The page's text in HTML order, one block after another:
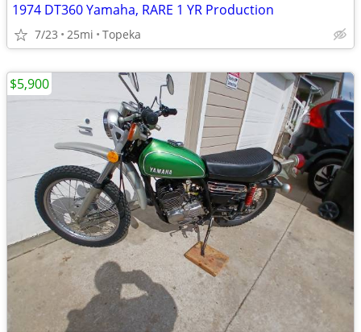
1974 DT360 Yamaha, RARE 1 YR Production
7/23 25mi Topeka
$5,900